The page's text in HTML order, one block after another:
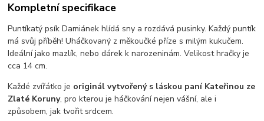
Kompletní specifikace
Puntíkatý psík Damiánek hlídá sny a rozdává pusinky. Každý puntík
má svůj příběh! Uháčkovaný z měkoučké příze s milým kukučem.
Ideální jako mazlík, nebo dárek k narozeninám. Velikost hračky je
cca 14 cm.
Každé zvířátko je originál vytvořený s láskou paní Kateřinou ze
Zlaté Koruny, pro kterou je háčkování nejen vášní, ale i
způsobem, jak tvořit srdcem.